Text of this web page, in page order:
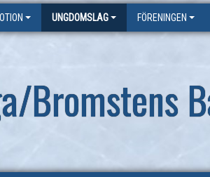
UNGDOMSLAG FÖRENINGEN
Bromstens